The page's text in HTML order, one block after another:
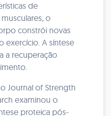
de
o
constrói novas
exercício. A síntese
a recuperação
Journal of Strength
examinou o
proteica pós-